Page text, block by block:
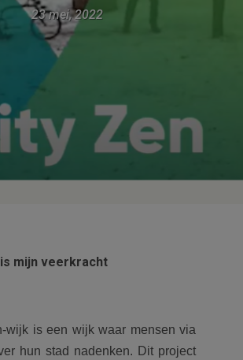
23 mei, 2022
mijn veerkracht
wijk is een wijk waar mensen via
hun stad nadenken. Dit project